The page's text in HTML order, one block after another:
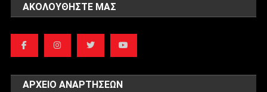
ΑΚΟΛΟΥΘΉΣΤΕ ΜΑΣ
ΑΡΧΕΊΟ ΑΝΑΡΤΉΣΕΩΝ